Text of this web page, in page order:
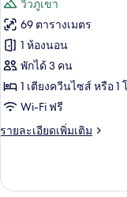
มิ
ลี่
ทวิ
น,
วิว
ภูเขา
ทั้งหมด
ของ
ห้อง
ฮัน
นี
มูน
วิวภูเขา
69 ตารางเมตร
1 ห้องนอน
พักได้ 3 คน
1 เตียงควีนไซส์ หรือ
Wi-Fi ฟรี
รายละเอียดเพิ่มเติม
ราย
เกี่ยว